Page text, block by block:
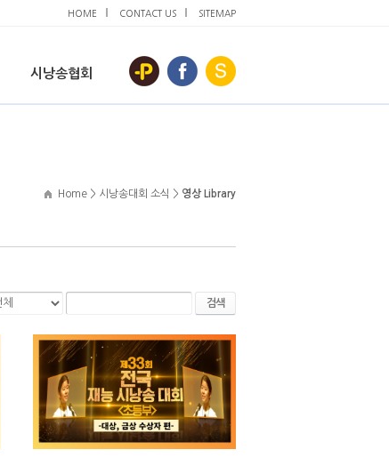
HOME CONTACT US SITEMAP
시낭송협회
Home > 시낭송대회 소식 > 영상 Library
검색